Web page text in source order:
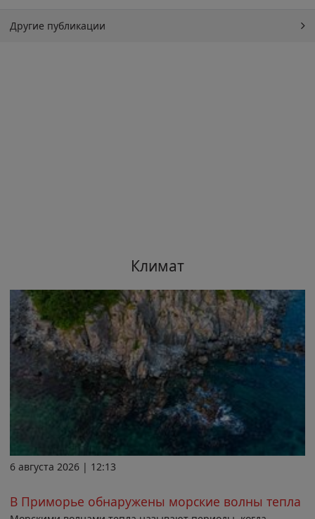
Другие публикации
Климат
6 августа 2026 | 12:13
В Приморье обнаружены морские волны тепла